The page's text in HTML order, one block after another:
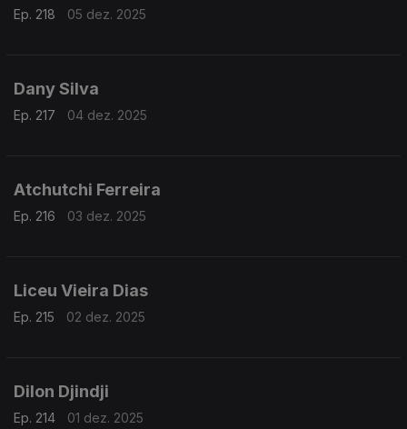
Ep. 218 05 dez. 2025
Dany Silva
Ep. 217 04 dez. 2025
Atchutchi Ferreira
Ep. 216 03 dez. 2025
Liceu Vieira Dias
Ep. 215 02 dez. 2025
Dilon Djindji
Ep. 214 01 dez. 2025